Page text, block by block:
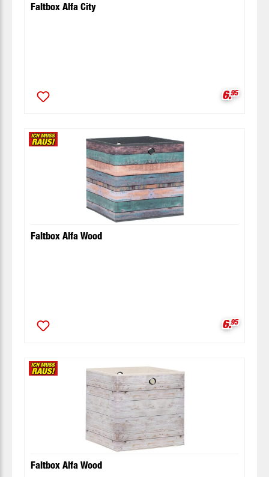
Faltbox Alfa City
6.95
Faltbox Alfa Wood
6.95
Faltbox Alfa Wood